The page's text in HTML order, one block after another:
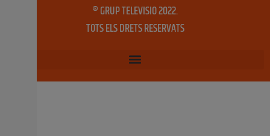
No hi ha comentaris